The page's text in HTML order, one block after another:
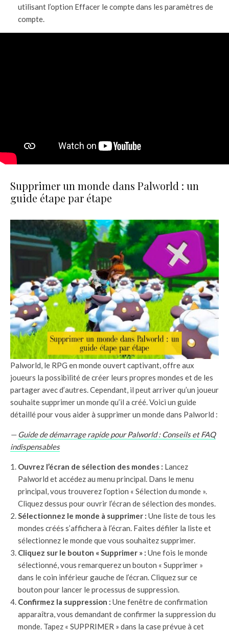
utilisant l’option Effacer le compte dans les paramètres de
compte.
Supprimer un monde dans Palworld : un
guide étape par étape
Palworld, le RPG en monde ouvert captivant, offre aux
joueurs la possibilité de créer leurs propres mondes et de les
partager avec d’autres. Cependant, il peut arriver qu’un joueur
souhaite supprimer un monde qu’il a créé. Voici un guide
détaillé pour vous aider à supprimer un monde dans Palworld :
—Guide de démarrage rapide pour Palworld : Conseils et FAQ
indispensables
Ouvrez l’écran de sélection des mondes : Lancez
Palworld et accédez au menu principal. Dans le menu
principal, vous trouverez l’option « Sélection du monde ».
Cliquez dessus pour ouvrir l’écran de sélection des mondes.
Sélectionnez le monde à supprimer : Une liste de tous les
mondes créés s’affichera à l’écran. Faites défiler la liste et
sélectionnez le monde que vous souhaitez supprimer.
Cliquez sur le bouton « Supprimer » : Une fois le monde
sélectionné, vous remarquerez un bouton « Supprimer »
dans le coin inférieur gauche de l’écran. Cliquez sur ce
bouton pour lancer le processus de suppression.
Confirmez la suppression : Une fenêtre de confirmation
apparaîtra, vous demandant de confirmer la suppression du
monde. Tapez « SUPPRIMER » dans la case prévue à cet